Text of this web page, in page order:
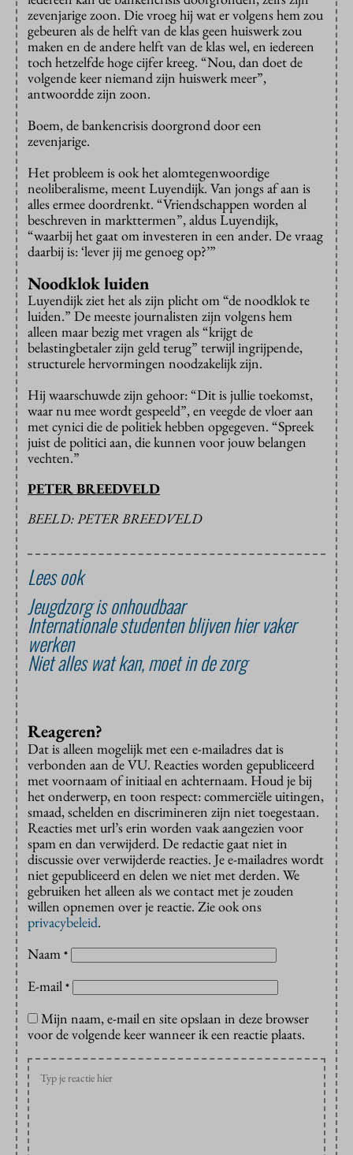
zevenjarige zoon. Die vroeg hij wat er volgens hem zou
gebeuren als de helft van de klas geen huiswerk zou
maken en de andere helft van de klas wel, en iedereen
toch hetzelfde hoge cijfer kreeg. “Nou, dan doet de
volgende keer niemand zijn huiswerk meer”,
antwoordde zijn zoon.
Boem, de bankencrisis doorgrond door een
zevenjarige.
Het probleem is ook het alomtegenwoordige
neoliberalisme, meent Luyendijk. Van jongs af aan is
alles ermee doordrenkt. “Vriendschappen worden al
beschreven in markttermen”, aldus Luyendijk,
“waarbij het gaat om investeren in een ander. De vraag
daarbij is: ‘lever jij me genoeg op?’”
Noodklok luiden
Luyendijk ziet het als zijn plicht om “de noodklok te
luiden.” De meeste journalisten zijn volgens hem
alleen maar bezig met vragen als “krijgt de
belastingbetaler zijn geld terug” terwijl ingrijpende,
structurele hervormingen noodzakelijk zijn.
Hij waarschuwde zijn gehoor: “Dit is jullie toekomst,
waar nu mee wordt gespeeld”, en veegde de vloer aan
met cynici die de politiek hebben opgegeven. “Spreek
juist de politici aan, die kunnen voor jouw belangen
vechten.”
PETER BREEDVELD
BEELD: PETER BREEDVELD
Lees ook
Jeugdzorg is onhoudbaar
Internationale studenten blijven hier vaker
werken
Niet alles wat kan, moet in de zorg
Reageren?
Dat is alleen mogelijk met een e-mailadres dat is
verbonden aan de VU. Reacties worden gepubliceerd
met voornaam of initiaal en achternaam. Houd je bij
het onderwerp, en toon respect: commerciële uitingen,
smaad, schelden en discrimineren zijn niet toegestaan.
Reacties met url’s erin worden vaak aangezien voor
spam en dan verwijderd. De redactie gaat niet in
discussie over verwijderde reacties. Je e-mailadres wordt
niet gepubliceerd en delen we niet met derden. We
gebruiken het alleen als we contact met je zouden
willen opnemen over je reactie. Zie ook ons
privacybeleid.
Naam *
E-mail *
Mijn naam, e-mail en site opslaan in deze browser
voor de volgende keer wanneer ik een reactie plaats.